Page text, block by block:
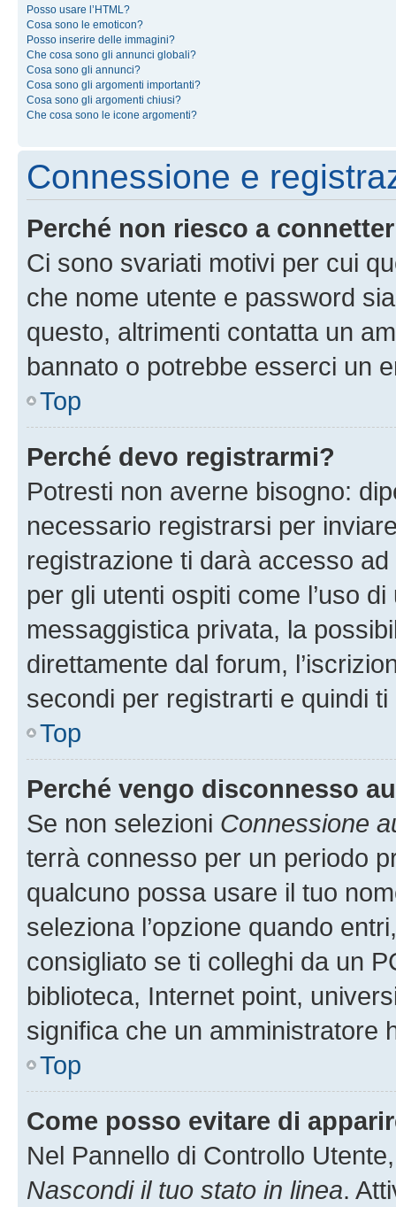
Posso usare l’HTML?
Cosa sono le emoticon?
Posso inserire delle immagini?
Che cosa sono gli annunci globali?
Cosa sono gli annunci?
Cosa sono gli argomenti importanti?
Cosa sono gli argomenti chiusi?
Che cosa sono le icone argomenti?
Connessione e
Perché non riesco a
Ci sono svariati motivi per cui
che nome utente e password
questo, altrimenti contatta un
bannato o potrebbe esserci un
Top
Perché devo registrarmi?
Potresti non averne bisogno:
necessario registrarsi per
registrazione ti darà accesso
per gli utenti ospiti come l’uso
messaggistica privata, la
direttamente dal forum,
secondi per registrarti e quindi
Top
Perché vengo disconnesso
Se non selezioni Connessione
terrà connesso per un periodo
qualcuno possa usare il tuo
seleziona l’opzione quando
consigliato se ti colleghi da un
biblioteca, Internet point,
significa che un amministratore
Top
Come posso evitare di
Nel Pannello di Controllo
Nascondi il tuo stato in linea.